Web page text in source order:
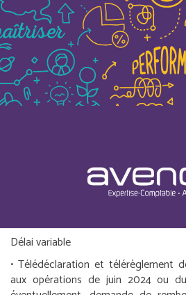
Délai variable
• Télédéclaration et télérèglement
aux opérations de juin 2024 ou